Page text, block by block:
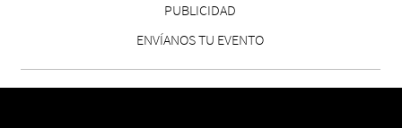
PUBLICIDAD
ENVÍANOS TU EVENTO